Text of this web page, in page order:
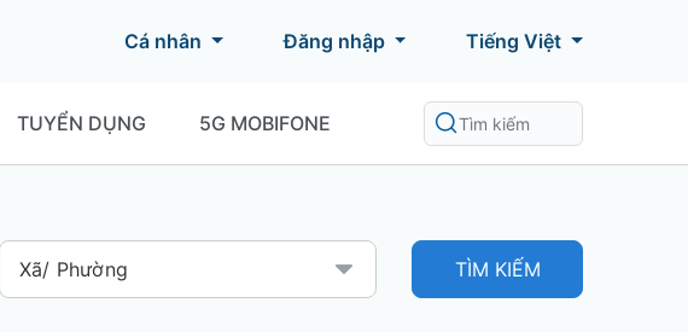
Cá nhân Đăng nhập Tiếng Việt
TUYỂN DỤNG 5G MOBIFONE
TÌM KIẾM